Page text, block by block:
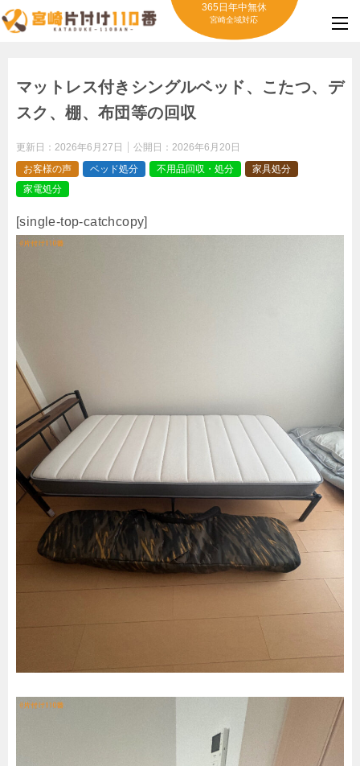
365日年中無休
宮崎全域対応
マットレス付きシングルベッド、こたつ、デ
スク、棚、布団等の回収
更新日： 2026年6月27日 公開日： 2026年6月20日
お客様の声
ベッド処分 不用品回収・処分
家具処分
家電処分
[single-top-catchcopy]